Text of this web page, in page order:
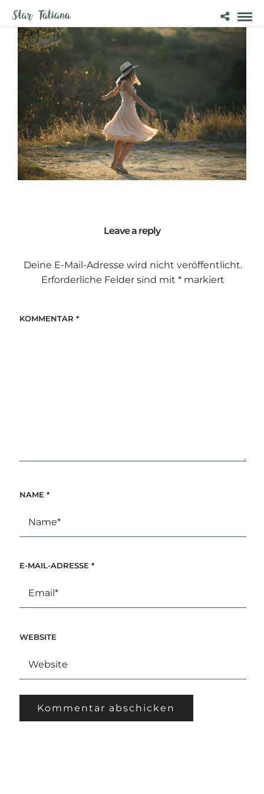
Leave a reply
Deine E-Mail-Adresse wird nicht veröffentlicht.
Erforderliche Felder sind mit *markiert
KOMMENTAR *
NAME *
E-MAIL-ADRESSE *
WEBSITE